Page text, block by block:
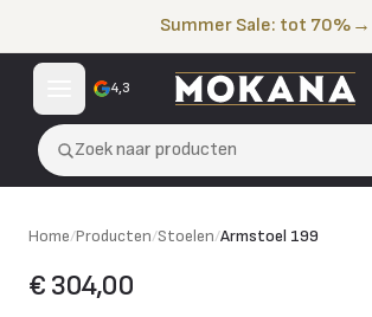
Summer Sale: tot 70% →
4,3
Zoek naar producten
Home/Producten/Stoelen/Armstoel 199
€ 304,00